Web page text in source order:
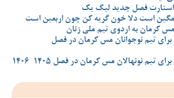
استارت فصل جدید لیگ یک
غمگین است دلا خون گریه کن چون اربعین است
کرمان به اردوی تیم ملی زنان
تیم نوجوانان مس کرمان در فصل
تیم نونهالان مس کرمان در فصل 1405-1406